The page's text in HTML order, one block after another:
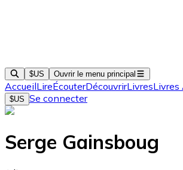
$US Ouvrir le menu principal
AccueilLireÉcouterDécouvrirLivresLivres
$US Se connecter
Serge Gainsboug